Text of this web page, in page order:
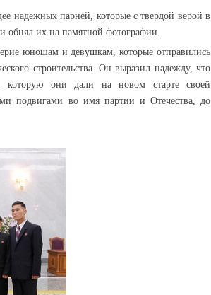
надежных парней, которые с твердой верой в
обнял их на памятной фотографии.
юношам и девушкам, которые отправились
строительства. Он выразил надежду, что
которую они дали на новом старте своей
подвигами во имя партии и Отечества, до